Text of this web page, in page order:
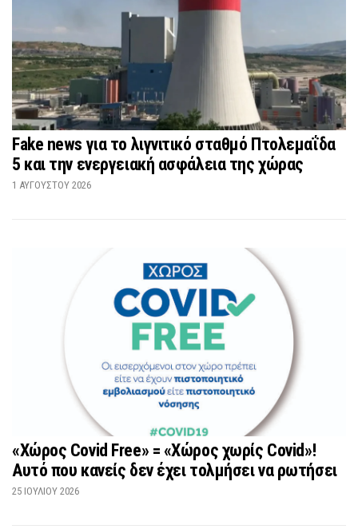
Fake news για το λιγνιτικό σταθμό Πτολεμαΐδα
5 και την ενεργειακή ασφάλεια της χώρας
1 ΑΥΓΟΎΣΤΟΥ 2026
«Χώρος Covid Free» = «Χώρος χωρίς Covid»!
Αυτό που κανείς δεν έχει τολμήσει να ρωτήσει
25 ΙΟΥΛΊΟΥ 2026